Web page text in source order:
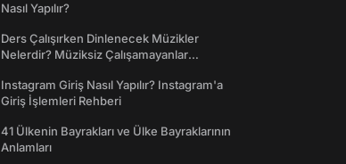
Nasıl Yapılır?
Ders Çalışırken Dinlenecek Müzikler
Nelerdir? Müziksiz Çalışamayanlar
Instagram Giriş Nasıl Yapılır? Instagram'a
Giriş İşlemleri Rehberi
41 Ülkenin Bayrakları ve Ülke Bayraklarının
Anlamları